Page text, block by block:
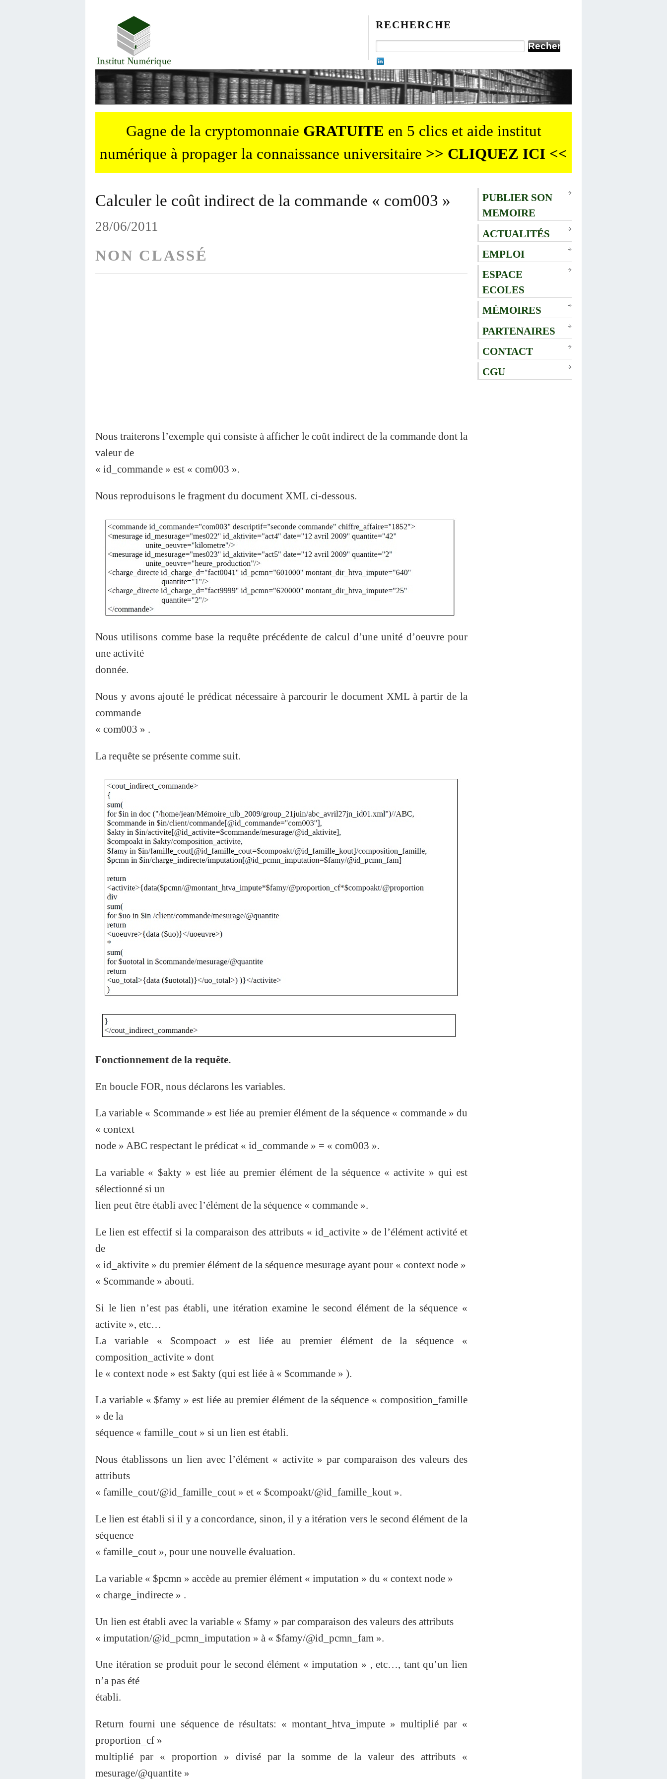
RECHERCHE
Gagne de la cryptomonnaie GRATUITE en 5 clics et aide institut
numérique à propager la connaissance universitaire >> CLIQUEZ ICI <<
Calculer le coût indirect de la commande « com003 »
28/06/2011
NON CLASSÉ
Nous traiterons l’exemple qui consiste à afficher le coût indirect de la commande dont la
valeur de
« id_commande » est « com003 ».
Nous reproduisons le fragment du document XML ci-dessous.
Nous utilisons comme base la requête précédente de calcul d’une unité d’oeuvre pour
une activité
donnée.
Nous y avons ajouté le prédicat nécessaire à parcourir le document XML à partir de la
commande
« com003 » .
La requête se présente comme suit.
Fonctionnement de la requête.
En boucle FOR, nous déclarons les variables.
La variable « $commande » est liée au premier élément de la séquence « commande » du
« context
node » ABC respectant le prédicat « id_commande » = « com003 ».
La variable « $akty » est liée au premier élément de la séquence « activite » qui est
sélectionné si un
lien peut être établi avec l’élément de la séquence « commande ».
Le lien est effectif si la comparaison des attributs « id_activite » de l’élément activité et
de
« id_aktivite » du premier élément de la séquence mesurage ayant pour « context node »
« $commande » abouti.
Si le lien n’est pas établi, une itération examine le second élément de la séquence «
activite », etc…
La variable « $compoact » est liée au premier élément de la séquence «
composition_activite » dont
le « context node » est $akty (qui est liée à « $commande » ).
La variable « $famy » est liée au premier élément de la séquence « composition_famille
» de la
séquence « famille_cout » si un lien est établi.
Nous établissons un lien avec l’élément « activite » par comparaison des valeurs des
attributs
« famille_cout/@id_famille_cout » et « $compoakt/@id_famille_kout ».
Le lien est établi si il y a concordance, sinon, il y a itération vers le second élément de la
séquence
« famille_cout », pour une nouvelle évaluation.
La variable « $pcmn » accède au premier élément « imputation » du « context node »
« charge_indirecte » .
Un lien est établi avec la variable « $famy » par comparaison des valeurs des attributs
« imputation/@id_pcmn_imputation » à « $famy/@id_pcmn_fam ».
Une itération se produit pour le second élément « imputation » , etc…, tant qu’un lien
n’a pas été
établi.
Return fourni une séquence de résultats: « montant_htva_impute » multiplié par «
proportion_cf »
multiplié par « proportion » divisé par la somme de la valeur des attributs «
mesurage/@quantite »
PUBLIER SON
MEMOIRE
ACTUALITÉS
EMPLOI
ESPACE
ECOLES
MÉMOIRES
PARTENAIRES
CONTACT
CGU